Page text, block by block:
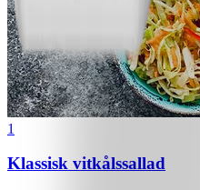
1
Klassisk vitkålssallad